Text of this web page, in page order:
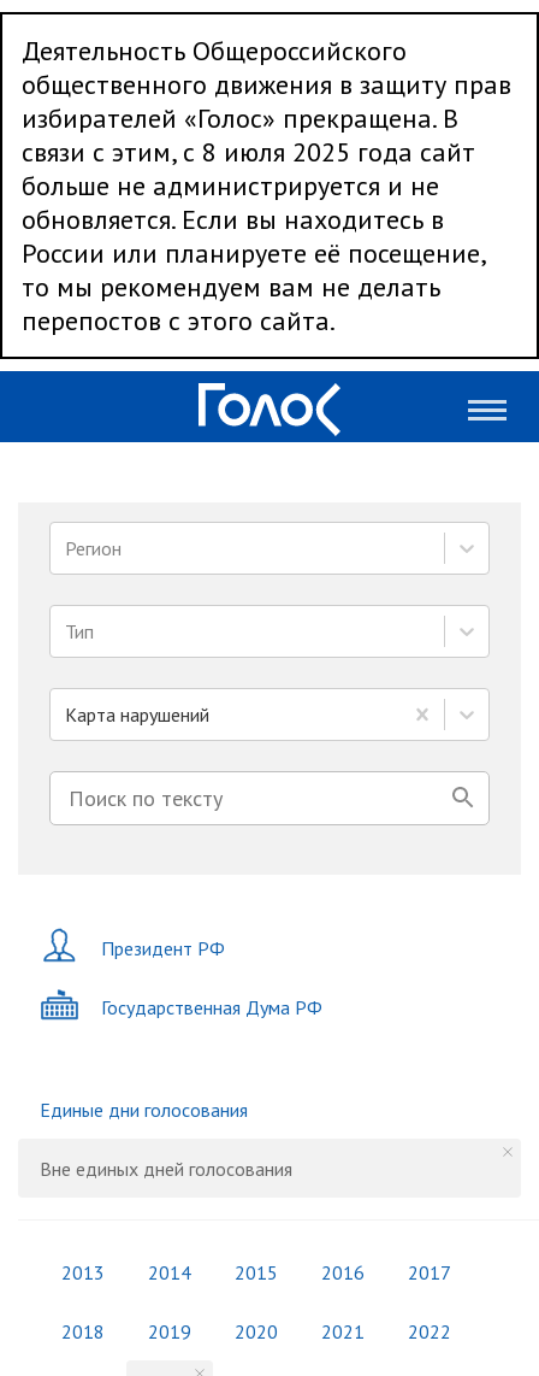
Деятельность Общероссийского
общественного движения в защиту прав
избирателей «Голос» прекращена. В
связи с этим, с 8 июля 2025 года сайт
больше не администрируется и не
обновляется. Если вы находитесь в
России или планируете её посещение,
то мы рекомендуем вам не делать
перепостов с этого сайта.
Регион
Тип
Карта нарушений
Президент РФ
Государственная Дума РФ
Единые дни голосования
Вне единых дней голосования
2013 2014 2015 2016 2017
2018 2019 2020 2021 2022